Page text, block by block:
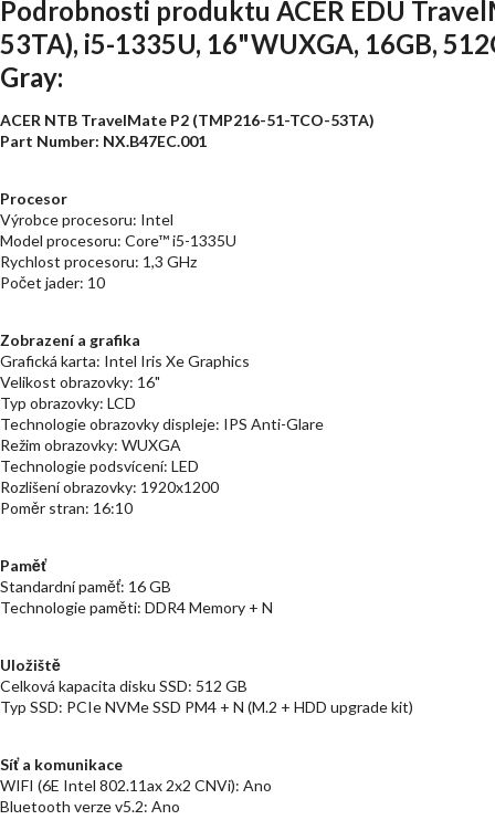
Podrobnosti produktu ACER EDU
53TA), i5-1335U, 16"WUXGA, 16GB,
Gray:
ACER NTB TravelMate P2 (TMP216-51-TCO-53TA)
Part Number: NX.B47EC.001
Procesor
Výrobce procesoru: Intel
Model procesoru: Core™ i5-1335U
Rychlost procesoru: 1,3 GHz
Počet jader: 10
Zobrazení a grafika
Grafická karta: Intel Iris Xe Graphics
Velikost obrazovky: 16"
Typ obrazovky: LCD
Technologie obrazovky displeje: IPS Anti-Glare
Režim obrazovky: WUXGA
Technologie podsvícení: LED
Rozlišení obrazovky: 1920x1200
Poměr stran: 16:10
Paměť
Standardní paměť: 16 GB
Technologie paměti: DDR4 Memory + N
Uložiště
Celková kapacita disku SSD: 512 GB
Typ SSD: PCIe NVMe SSD PM4 + N (M.2 + HDD upgrade kit)
Síť a komunikace
WIFI (6E Intel 802.11ax 2x2 CNVi): Ano
Bluetooth verze v5.2: Ano